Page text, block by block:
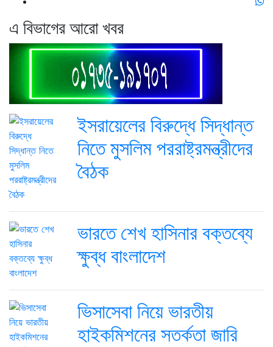
এ বিভাগের আরো খবর
ইসরায়েলের বিরুদ্ধে সিদ্ধান্ত
নিতে মুসলিম পররাষ্ট্রমন্ত্রীদের
বৈঠক
ভারতে শেখ হাসিনার বক্তব্যে
ক্ষুব্ধ বাংলাদেশ
ভিসাসেবা নিয়ে ভারতীয়
হাইকমিশনের সতর্কতা জারি